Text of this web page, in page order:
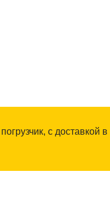
с доставкой в